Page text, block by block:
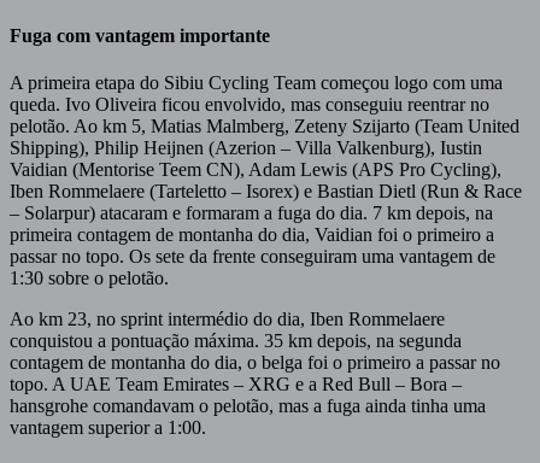
Fuga com vantagem importante
A primeira etapa do Sibiu Cycling Team começou logo com uma
queda. Ivo Oliveira ficou envolvido, mas conseguiu reentrar no
pelotão. Ao km 5, Matias Malmberg, Zeteny Szijarto (Team United
Shipping), Philip Heijnen (Azerion – Villa Valkenburg), Iustin
Vaidian (Mentorise Teem CN), Adam Lewis (APS Pro Cycling),
Iben Rommelaere (Tarteletto – Isorex) e Bastian Dietl (Run & Race
– Solarpur) atacaram e formaram a fuga do dia. 7 km depois, na
primeira contagem de montanha do dia, Vaidian foi o primeiro a
passar no topo. Os sete da frente conseguiram uma vantagem de
1:30 sobre o pelotão.
Ao km 23, no sprint intermédio do dia, Iben Rommelaere
conquistou a pontuação máxima. 35 km depois, na segunda
contagem de montanha do dia, o belga foi o primeiro a passar no
topo. A UAE Team Emirates – XRG e a Red Bull – Bora –
hansgrohe comandavam o pelotão, mas a fuga ainda tinha uma
vantagem superior a 1:00.